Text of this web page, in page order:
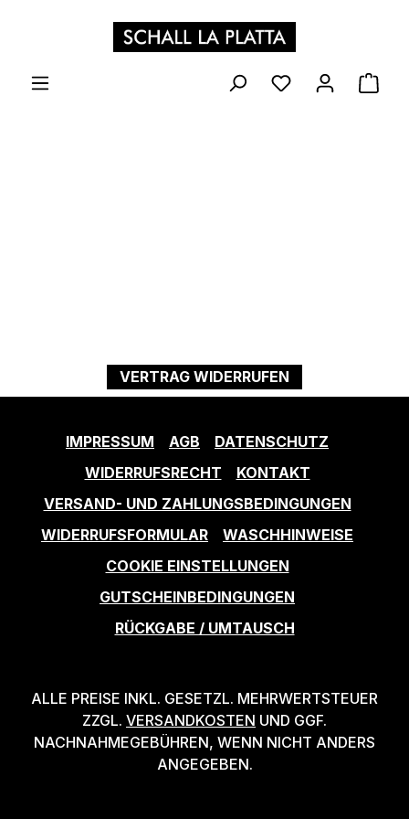
Zum Hauptinhalt springen
VERTRAG WIDERRUFEN
IMPRESSUM AGB
DATENSCHUTZ
WIDERRUFSRECHT
KONTAKT
VERSAND- UND ZAHLUNGSBEDINGUNGEN
WIDERRUFSFORMULAR
WASCHHINWEISE
COOKIE EINSTELLUNGEN
GUTSCHEINBEDINGUNGEN
RÜCKGABE / UMTAUSCH
ALLE PREISE INKL. GESETZL. MEHRWERTSTEUER
ZZGL. VERSANDKOSTEN UND GGF.
NACHNAHMEGEBÜHREN, WENN NICHT ANDERS
ANGEGEBEN.